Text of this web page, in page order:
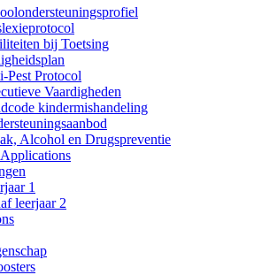
bij Toetsing
Pest Protocol
Vaardigheden
kindermishandeling
Alcohol en Drugspreventie
1
leerjaar 2